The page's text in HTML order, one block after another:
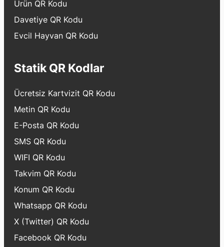
Ürün QR Kodu
Davetiye QR Kodu
Evcil Hayvan QR Kodu
Statik QR Kodlar
Ücretsiz Kartvizit QR Kodu
Metin QR Kodu
E-Posta QR Kodu
SMS QR Kodu
WIFI QR Kodu
Takvim QR Kodu
Konum QR Kodu
Whatsapp QR Kodu
X (Twitter) QR Kodu
Facebook QR Kodu